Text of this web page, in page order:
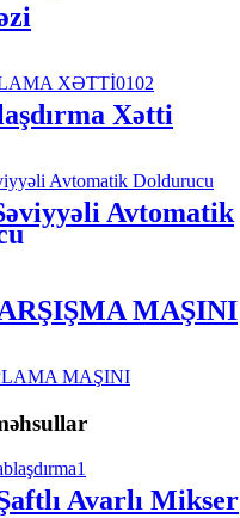
Xətti
Avtomatik
MAŞINI
Avarlı Mikser